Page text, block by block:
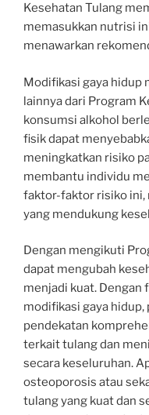
Kesehatan Tulang
memasukkan nutrisi
menawarkan
Modifikasi gaya hidup
lainnya dari Program
konsumsi alkohol
fisik dapat
meningkatkan risiko
membantu individu
faktor-faktor risiko ini,
yang mendukung
Dengan mengikuti
dapat mengubah
menjadi kuat. Dengan
modifikasi gaya
pendekatan
terkait tulang dan
secara keseluruhan.
osteoporosis atau
tulang yang kuat dan